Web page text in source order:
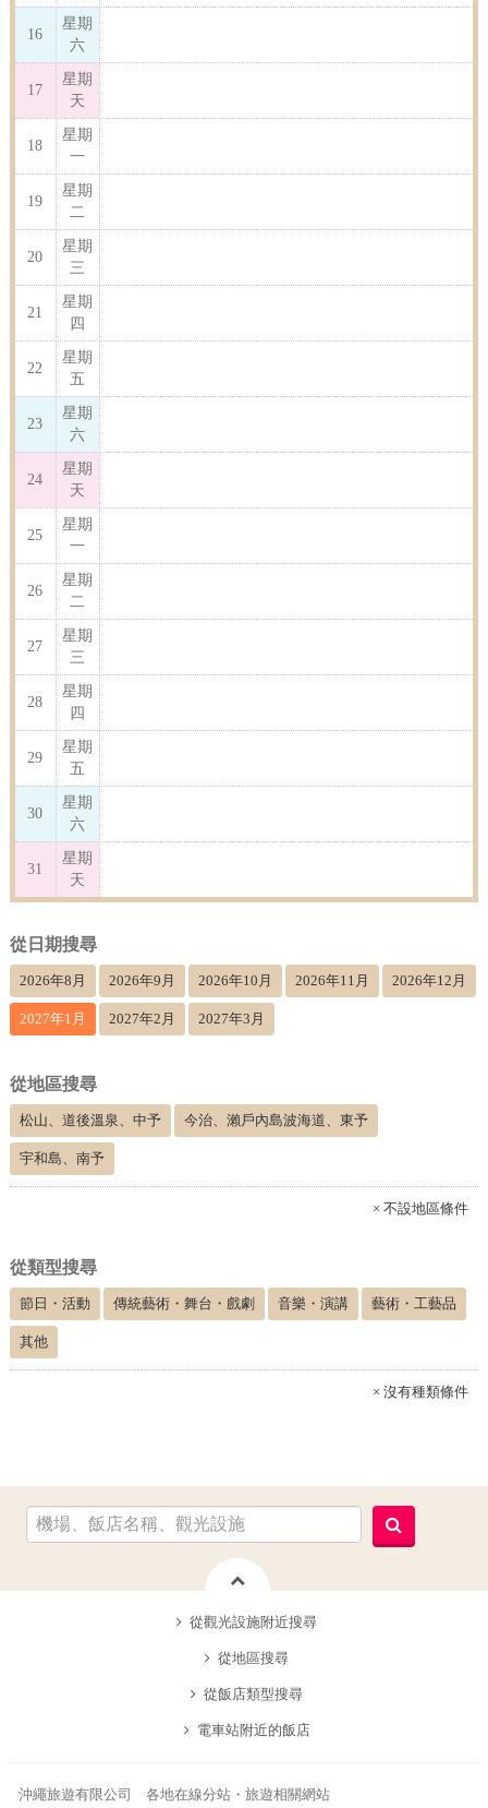
16
星期
六
17
星期
天
18
星期
一
19
星期
二
20
星期
三
21
星期
四
22
星期
五
23
星期
六
24
星期
天
25
星期
一
26
星期
二
27
星期
三
28
星期
四
29
星期
五
30
星期
六
31
星期
天
從日期搜尋
2026年8月 2026年9月 2026年10月 2026年11月 2026年12月
2027年1月 2027年2月 2027年3月
從地區搜尋
松山、道後溫泉、中予 今治、瀨戶內島波海道、東予
宇和島、南予
× 不設地區條件
從類型搜尋
節日・活動 傳統藝術・舞台・戲劇 音樂・演講 藝術・工藝品
其他
× 沒有種類條件
從觀光設施附近搜尋
從地區搜尋
從飯店類型搜尋
電車站附近的飯店
沖繩旅遊有限公司 各地在線分站・旅遊相關網站